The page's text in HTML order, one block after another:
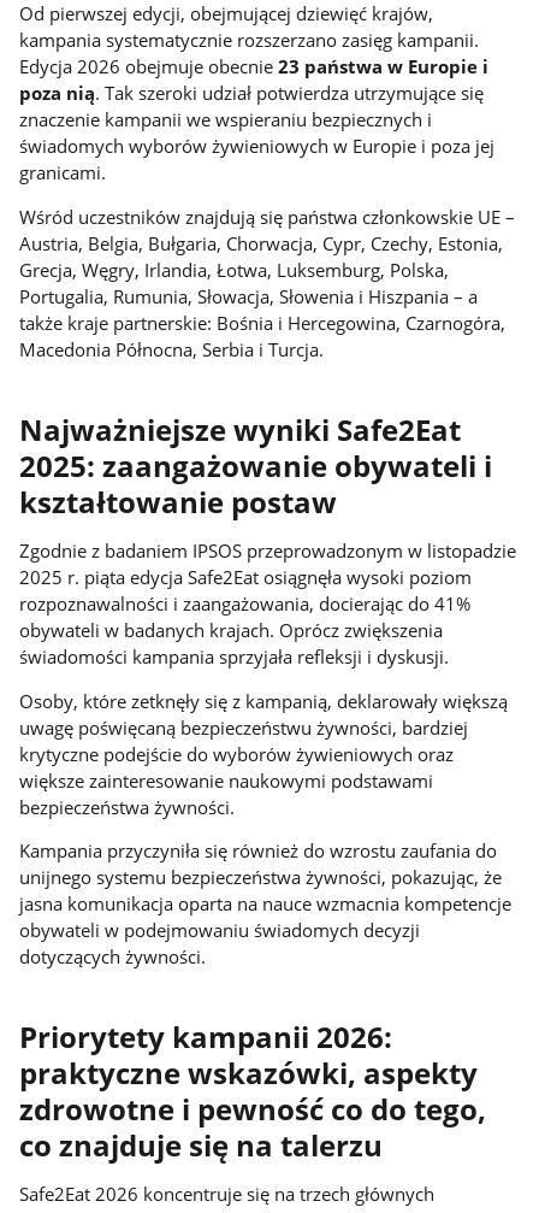
Od pierwszej edycji, obejmującej dziewięć krajów,
kampania systematycznie rozszerzano zasięg kampanii.
Edycja 2026 obejmuje obecnie23 państwa w Europie i
poza nią. Tak szeroki udział potwierdza utrzymujące się
znaczenie kampanii we wspieraniu bezpiecznych i
świadomych wyborów żywieniowych w Europie i poza jej
granicami.
Wśród uczestników znajdują się państwa członkowskie UE –
Austria, Belgia, Bułgaria, Chorwacja, Cypr, Czechy, Estonia,
Grecja, Węgry, Irlandia, Łotwa, Luksemburg, Polska,
Portugalia, Rumunia, Słowacja, Słowenia i Hiszpania – a
także kraje partnerskie: Bośnia i Hercegowina, Czarnogóra,
Macedonia Północna, Serbia i Turcja.
Najważniejsze wyniki Safe2Eat
2025: zaangażowanie obywateli i
kształtowanie postaw
Zgodnie z badaniem IPSOS przeprowadzonym w listopadzie
2025 r. piąta edycja Safe2Eat osiągnęła wysoki poziom
rozpoznawalności i zaangażowania, docierając do 41%
obywateli w badanych krajach. Oprócz zwiększenia
świadomości kampania sprzyjała refleksji i dyskusji.
Osoby, które zetknęły się z kampanią, deklarowały większą
uwagę poświęcaną bezpieczeństwu żywności, bardziej
krytyczne podejście do wyborów żywieniowych oraz
większe zainteresowanie naukowymi podstawami
bezpieczeństwa żywności.
Kampania przyczyniła się również do wzrostu zaufania do
unijnego systemu bezpieczeństwa żywności, pokazując, że
jasna komunikacja oparta na nauce wzmacnia kompetencje
obywateli w podejmowaniu świadomych decyzji
dotyczących żywności.
Priorytety kampanii 2026:
praktyczne wskazówki, aspekty
zdrowotne i pewność co do tego,
co znajduje się na talerzu
Safe2Eat 2026 koncentruje się na trzech głównych